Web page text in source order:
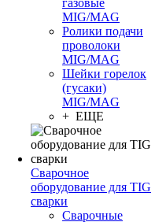
газовые
MIG/MAG
Ролики подачи
проволоки
MIG/MAG
Шейки горелок
(гусаки)
MIG/MAG
+ ЕЩЕ
Сварочное
оборудование для TIG
сварки
Сварочные